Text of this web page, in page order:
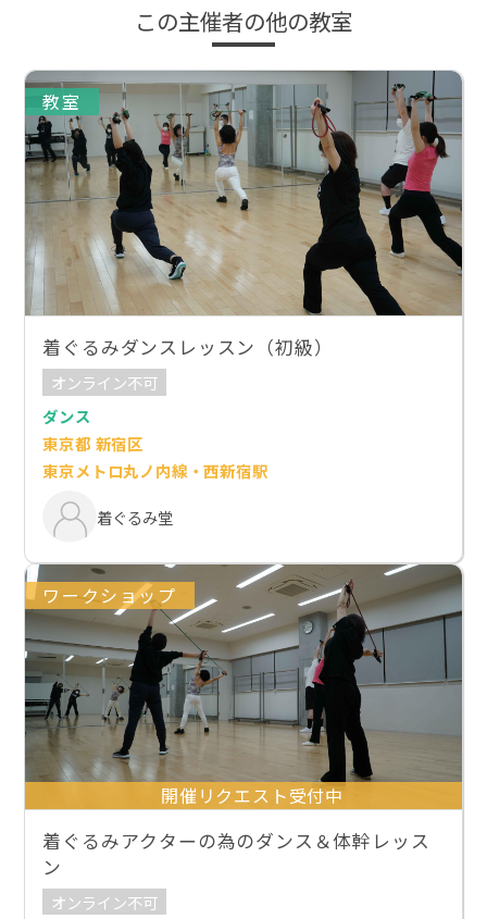
この主催者の他の教室
教室
着ぐるみダンスレッスン（初級）
オンライン不可
ダンス
東京都 新宿区
東京メトロ丸ノ内線・西新宿駅
着ぐるみ堂
ワークショップ
開催リクエスト受付中
着ぐるみアクターの為のダンス＆体幹レッス
ン
オンライン不可